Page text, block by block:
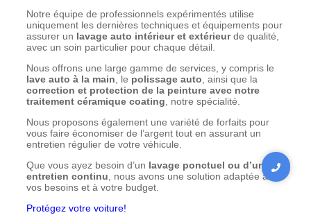
Notre équipe de professionnels expérimentés utilise
uniquement les dernières techniques et équipements pour
assurer un lavage auto intérieur et extérieurde qualité,
avec un soin particulier pour chaque détail.
Nous offrons une large gamme de services, y compris le
lave auto à la main , le polissage auto , ainsi que la
correction et protection de la peinture avec notre
traitement céramique coating , notre spécialité.
Nous proposons également une variété de forfaits pour
vous faire économiser de l’argent tout en assurant un
entretien régulier de votre véhicule.
Que vous ayez besoin d’un lavage ponctuel ou d’un
entretien continu , nous avons une solution adaptée à
vos besoins et à votre budget.
Protégez votre voiture!